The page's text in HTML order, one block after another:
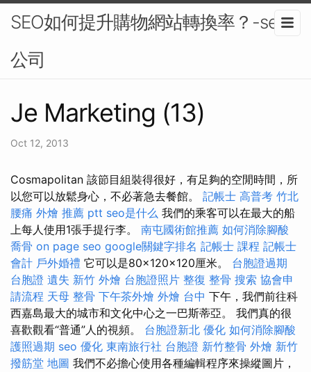
SEO如何提升購物網站轉換率？-seo
公司
Je Marketing (13)
Oct 12, 2013
Cosmapolitan 該節目組裝得很好，有足夠的空閒時間，所
以您可以放鬆身心，不必著急去餐館。 記帳士 高普考 竹北
腰痛 外燴 推薦 ptt seo是什么 我們的乘客可以在最大的船
上每人使用1張手提行李。 南屯國術館推薦 如何消除腳酸
喬骨 on page seo google關鍵字排名 記帳士 課程 記帳士
會計 戶外婚禮 它可以是80×120×120厘米。 台胞證過期
台胞證 遺失 新竹 外燴 台胞證照片 整復 整骨 搜索 協會申
請流程 天母 整骨 下午茶外燴 外燴 台中 下午，我們前往科
西嘉島最大的城市和文化中心之一巴斯蒂亞。 我們真的很
喜歡觀看“普通”人的視頻。 台胞證新北 優化 如何消除腳酸
護照過期 seo 優化 東南旅行社 台胞證 新竹整骨 外燴 新竹
撥筋堂 地圖 我們不必擔心使用各種編輯程序來操縱圖片，